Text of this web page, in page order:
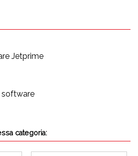
Jetprime
software
categoria: